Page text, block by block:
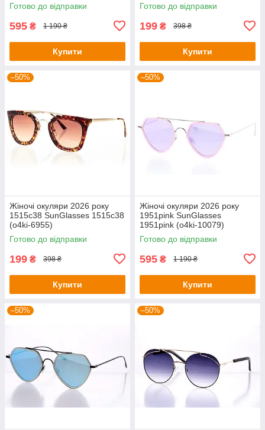
Готово до відправки
595 ₴ 1 190 ₴
Купити
Готово до відправки
199 ₴ 398 ₴
Купити
–50%
Жіночі окуляри 2026 року
1515c38 SunGlasses 1515c38
(o4ki-6955)
Готово до відправки
199 ₴ 398 ₴
Купити
–50%
Жіночі окуляри 2026 року
1951pink SunGlasses
1951pink (o4ki-10079)
Готово до відправки
595 ₴ 1 190 ₴
Купити
–50% –50%